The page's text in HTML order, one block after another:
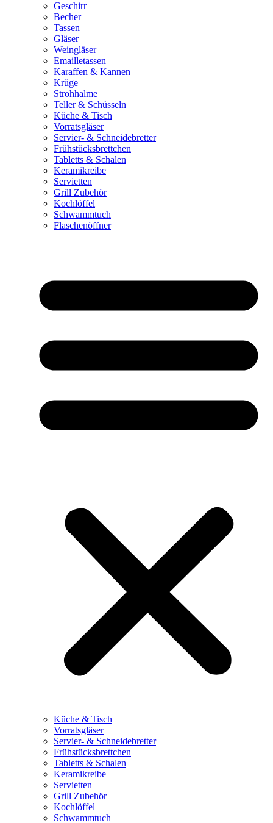
Geschirr
Becher
Tassen
Gläser
Weingläser
Emailletassen
Karaffen & Kannen
Krüge
Strohhalme
Teller & Schüsseln
Küche & Tisch
Vorratsgläser
Servier- & Schneidebretter
Frühstücksbrettchen
Tabletts & Schalen
Keramikreibe
Servietten
Grill Zubehör
Kochlöffel
Schwammtuch
Flaschenöffner
Küche & Tisch
Vorratsgläser
Servier- & Schneidebretter
Frühstücksbrettchen
Tabletts & Schalen
Keramikreibe
Servietten
Grill Zubehör
Kochlöffel
Schwammtuch